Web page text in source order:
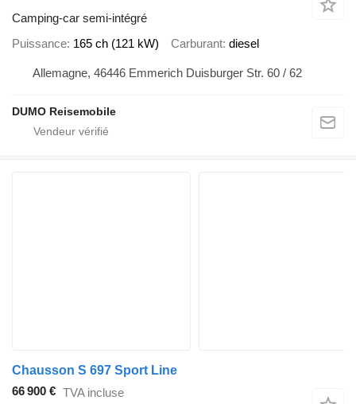
Camping-car semi-intégré
Puissance 165 ch (121 kW) Carburant diesel
Allemagne, 46446 Emmerich Duisburger Str. 60 / 62
DUMO Reisemobile
Chausson S 697 Sport Line
66 900 € TVA incluse